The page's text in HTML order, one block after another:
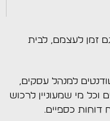
זמן לעצמם, לבית
למנהל עסקים,
וכל מי שמעוניין לרכוש
דוחות כספיים.